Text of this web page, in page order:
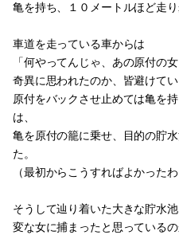
亀を持ち、１０メートルほど走
車道を走っている車からは
「何やってんじゃ、あの原付の女
奇異に思われたのか、皆避けてい
原付をバックさせ止めては亀を
は、
亀を原付の籠に乗せ、目的の貯
た。
（最初からこうすればよかった
そうして辿り着いた大きな貯水池
変な女に捕まったと思っている